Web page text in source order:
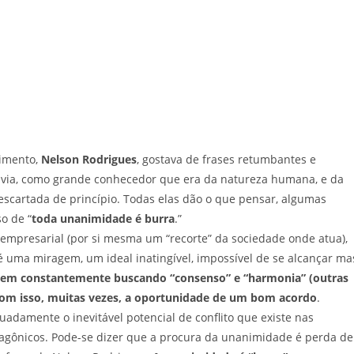
Nelson Rodrigues, gostava de frases retumbantes e
como grande conhecedor que era da natureza humana, e da
de princípio. Todas elas dão o que pensar, algumas
de “toda unanimidade é burra.”
(por si mesma um “recorte” da sociedade onde atua),
miragem, um ideal inatingível, impossível de se alcançar
constantemente buscando “consenso” e “harmonia” (outras
isso, muitas vezes, a oportunidade de um bom acordo.
o inevitável potencial de conflito que existe nas
Pode-se dizer que a procura da unanimidade é perda de